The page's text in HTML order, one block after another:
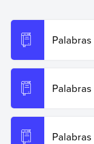
Recuperado el
https://
Copiar cita